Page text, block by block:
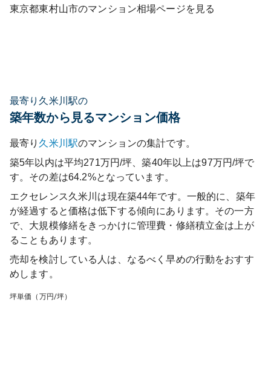
東京都東村山市のマンション相場ページを見る
最寄り久米川駅の
築年数から見るマンション価格
最寄り 久米川 駅のマンションの集計です。
築5年以内は平均271万円/坪、築40年以上は97万円/坪で
す。その差は64.2%となっています。
エクセレンス久米川 は現在築44年です。一般的に、築年
が経過すると価格は低下する傾向にあります。その一方
で、大規模修繕をきっかけに管理費・修繕積立金は上が
ることもあります。
売却を検討している人は、なるべく早めの行動をおすす
めします。
坪単価（万円/坪）